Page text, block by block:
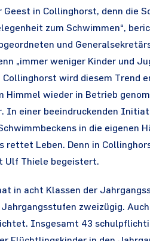
Geest in Collinghorst, denn die
zum Schwimmen“,
und
„immer weniger Kinder und
wird diesem Trend
Himmel wieder in Betrieb
In einer beeindruckenden
in die eigenen
rettet Leben. Denn in
Ulf Thiele begeistert.
in acht Klassen der
zweizügig.
Insgesamt 43